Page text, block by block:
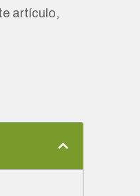
artículo,